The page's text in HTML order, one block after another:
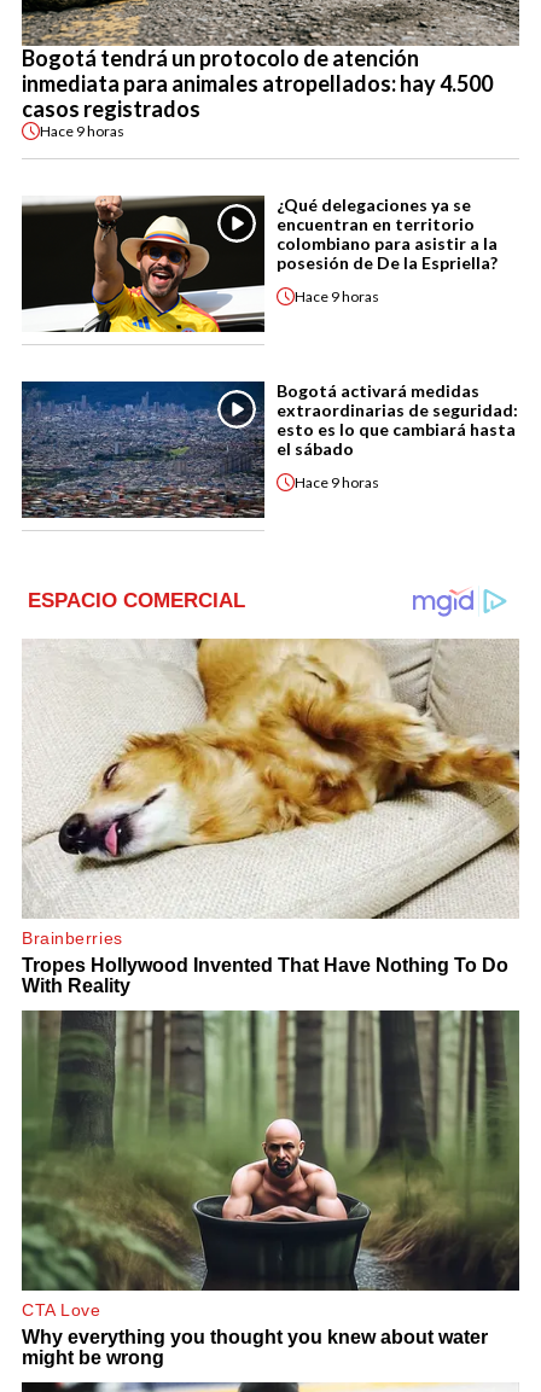
Bogotá tendrá un protocolo de atención
inmediata para animales atropellados: hay 4.500
casos registrados
Hace 9 horas
¿Qué delegaciones ya se
encuentran en territorio
colombiano para asistir a la
posesión de De la Espriella?
Hace 9 horas
Bogotá activará medidas
extraordinarias de seguridad:
esto es lo que cambiará hasta
el sábado
Hace 9 horas